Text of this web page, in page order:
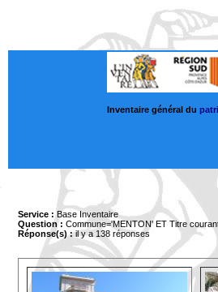
Inventaire général du
Service : Base Inventaire
Question : Commune='MENTON' ET Titre
Réponse(s) :il y a 138 réponses